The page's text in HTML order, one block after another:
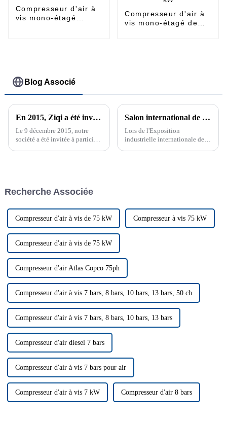
Compresseur d'air à
vis mono-étagé
Compresseur d'air à
vis mono-étagé de
Blog Associé
En 2015, Ziqi a été invité à participer à la Pragati Maidan Global Industry Expo à New Delhi
Le 9 décembre 2015, notre
société a été invitée à participer
Salon international de l'industrie de Chine en 2023
Lors de l'Exposition
industrielle internationale de
Recherche Associée
Compresseur d'air à vis de 75 kW Compresseur à vis 75 kW
Compresseur d'air à vis de 75 kW
Compresseur d'air Atlas Copco 75ph
Compresseur d'air à vis 7 bars, 8 bars, 10 bars, 13 bars, 50 ch
Compresseur d'air à vis 7 bars, 8 bars, 10 bars, 13 bars
Compresseur d'air diesel 7 bars
Compresseur d'air à vis 7 bars pour air
Compresseur d'air à vis 7 kW Compresseur d'air 8 bars